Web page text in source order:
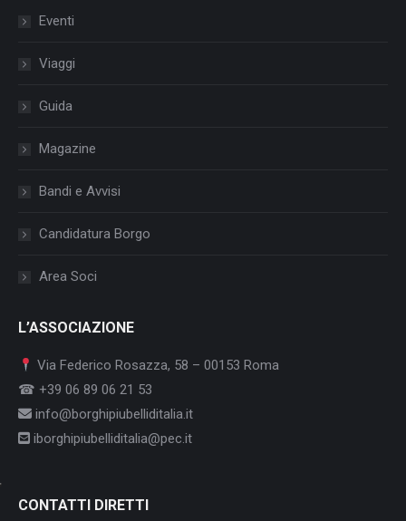
Eventi
Viaggi
Guida
Magazine
Bandi e Avvisi
Candidatura Borgo
Area Soci
L’ASSOCIAZIONE
Via Federico Rosazza, 58 – 00153 Roma
☎ +39 06 89 06 21 53
info@borghipiubelliditalia.it
iborghipiubelliditalia@pec.it
CONTATTI DIRETTI